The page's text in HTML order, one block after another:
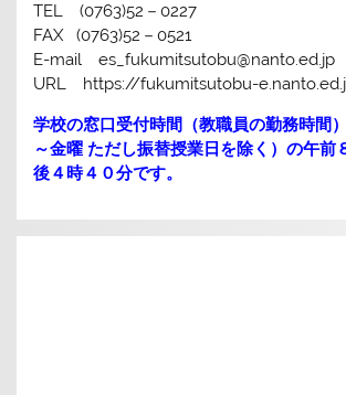
TEL (0763)52－0227
FAX (0763)52－0521
E-mail es_fukumitsutobu@nanto.ed.jp
URL https://fukumitsutobu-
学校の窓口受付時間（教職員の勤務時間
～金曜 ただし振替授業日を除く）の午前
後４時４０分です。